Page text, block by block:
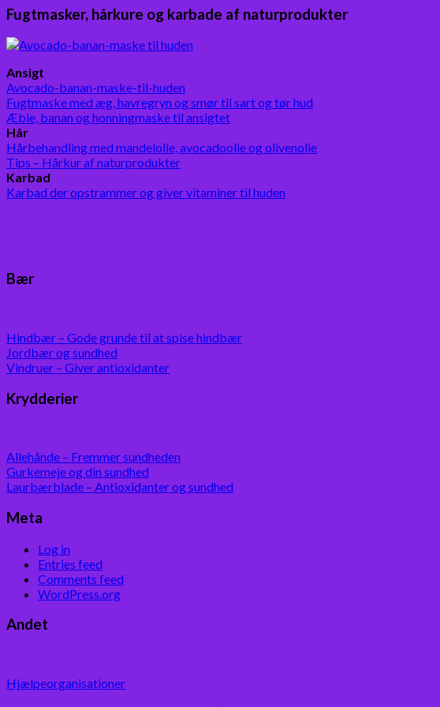
Fugtmasker, hårkure og karbade af naturprodukter
Ansigt
Avocado-banan-maske-til-huden
Fugtmaske med æg, havregryn og smør til sart og tør hud
Æble, banan og honningmaske til ansigtet
Hår
Hårbehandling med mandelolie, avocadoolie og olivenolie
Tips – Hårkur af naturprodukter
Karbad
Karbad der opstrammer og giver vitaminer til huden
Bær
Hindbær – Gode grunde til at spise hindbær
Jordbær og sundhed
Vindruer – Giver antioxidanter
Krydderier
Allehånde – Fremmer sundheden
Gurkemeje og din sundhed
Laurbærblade – Antioxidanter og sundhed
Meta
Log in
Entries feed
Comments feed
WordPress.org
Andet
Hjælpeorganisationer